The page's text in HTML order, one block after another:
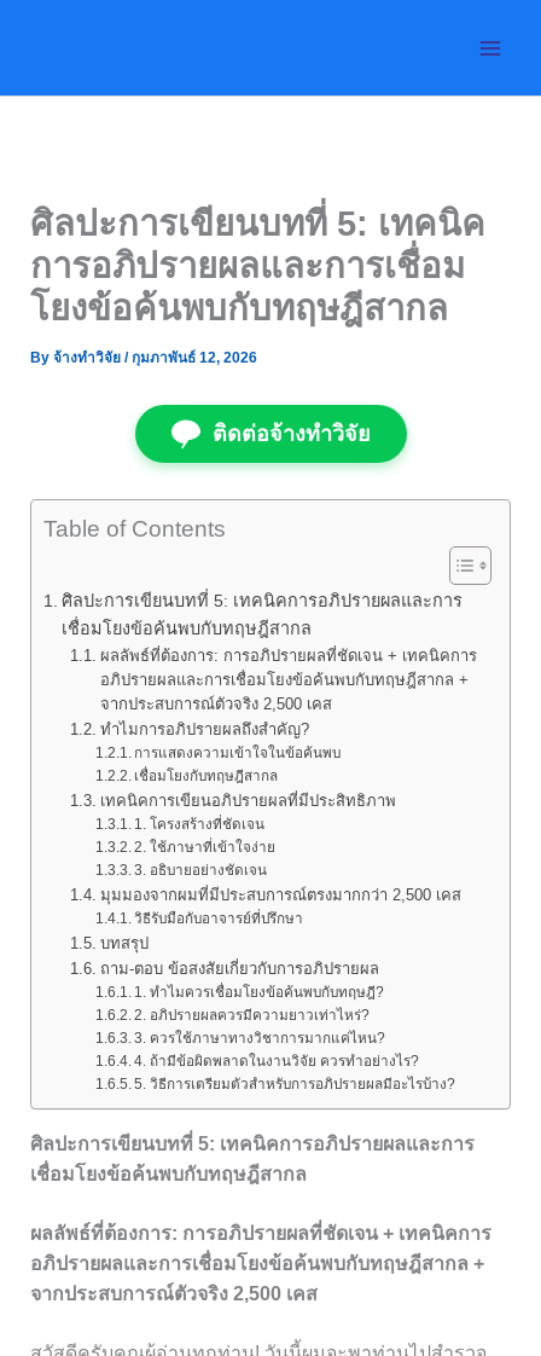
ศิลปะการเขียนบทที่ 5: เทคนิค
การอภิปรายผลและการเชื่อม
โยงข้อค้นพบกับทฤษฎีสากล
By จ้างทำวิจัย /กุมภาพันธ์ 12, 2026
ติดต่อจ้างทำวิจัย
Table of Contents
ศิลปะการเขียนบทที่ 5: เทคนิคการอภิปรายผลและการ
เชื่อมโยงข้อค้นพบกับทฤษฎีสากล
ผลลัพธ์ที่ต้องการ: การอภิปรายผลที่ชัดเจน + เทคนิคการ
อภิปรายผลและการเชื่อมโยงข้อค้นพบกับทฤษฎีสากล +
จากประสบการณ์ตัวจริง 2,500 เคส
ทำไมการอภิปรายผลถึงสำคัญ?
การแสดงความเข้าใจในข้อค้นพบ
เชื่อมโยงกับทฤษฎีสากล
เทคนิคการเขียนอภิปรายผลที่มีประสิทธิภาพ
1. โครงสร้างที่ชัดเจน
2. ใช้ภาษาที่เข้าใจง่าย
3. อธิบายอย่างชัดเจน
มุมมองจากผมที่มีประสบการณ์ตรงมากกว่า 2,500 เคส
วิธีรับมือกับอาจารย์ที่ปรึกษา
บทสรุป
ถาม-ตอบ ข้อสงสัยเกี่ยวกับการอภิปรายผล
1. ทำไมควรเชื่อมโยงข้อค้นพบกับทฤษฎี?
2. อภิปรายผลควรมีความยาวเท่าไหร่?
3. ควรใช้ภาษาทางวิชาการมากแค่ไหน?
4. ถ้ามีข้อผิดพลาดในงานวิจัย ควรทำอย่างไร?
5. วิธีการเตรียมตัวสำหรับการอภิปรายผลมีอะไรบ้าง?
ศิลปะการเขียนบทที่ 5: เทคนิคการอภิปรายผลและการ
เชื่อมโยงข้อค้นพบกับทฤษฎีสากล
ผลลัพธ์ที่ต้องการ: การอภิปรายผลที่ชัดเจน + เทคนิคการ
อภิปรายผลและการเชื่อมโยงข้อค้นพบกับทฤษฎีสากล +
จากประสบการณ์ตัวจริง 2,500 เคส